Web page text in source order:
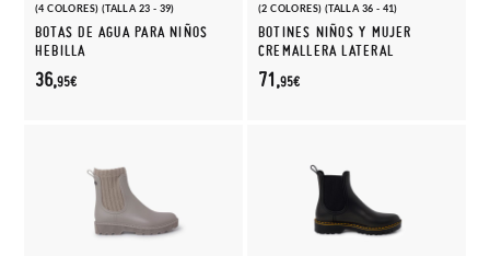
(4 COLORES) (TALLA 23 - 39)
BOTAS DE AGUA PARA NIÑOS
HEBILLA
36,95€
(2 COLORES) (TALLA 36 - 41)
BOTINES NIÑOS Y MUJER
CREMALLERA LATERAL
71,95€